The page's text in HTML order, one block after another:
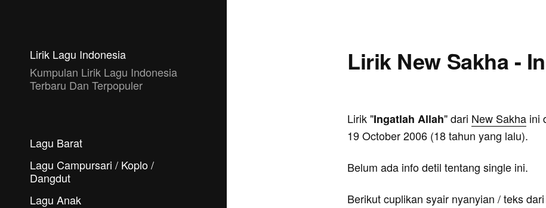
Lirik Lagu Indonesia
Kumpulan Lirik Lagu Indonesia
Terbaru Dan Terpopuler
Lagu Barat
Lagu Campursari / Koplo /
Dangdut
Lagu Anak
Lirik New Sakha -
Lirik "Ingatlah Allah" dari New Sakha ini
19 October 2006 (18 tahun yang lalu).
Belum ada info detil tentang single ini.
Berikut cuplikan syair nyanyian / teks